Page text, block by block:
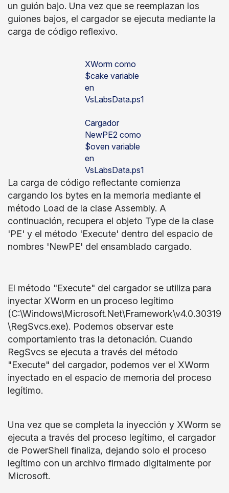
un guión bajo. Una vez que se reemplazan los
guiones bajos, el cargador se ejecuta mediante la
carga de código reflexivo.
XWorm como
$cake variable
en
VsLabsData.ps1
Cargador
NewPE2 como
$oven variable
en
VsLabsData.ps1
La carga de código reflectante comienza
cargando los bytes en la memoria mediante el
método Load de la clase Assembly. A
continuación, recupera el objeto Type de la clase
'PE' y el método 'Execute' dentro del espacio de
nombres 'NewPE' del ensamblado cargado.
El método "Execute" del cargador se utiliza para
inyectar XWorm en un proceso legítimo
(C:\Windows\Microsoft.Net\Framework\v4.0.30319
\RegSvcs.exe). Podemos observar este
comportamiento tras la detonación. Cuando
RegSvcs se ejecuta a través del método
"Execute" del cargador, podemos ver el XWorm
inyectado en el espacio de memoria del proceso
legítimo.
Una vez que se completa la inyección y XWorm se
ejecuta a través del proceso legítimo, el cargador
de PowerShell finaliza, dejando solo el proceso
legítimo con un archivo firmado digitalmente por
Microsoft.